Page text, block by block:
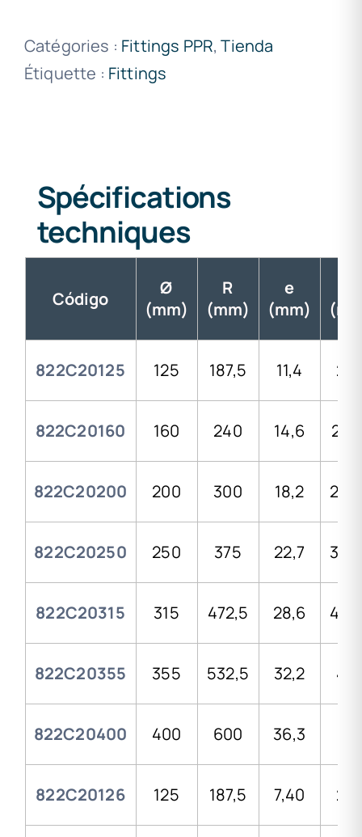
Catégories : Fittings PPR,Tienda
Étiquette : Fittings
Spécifications
techniques
Código
Ø
(mm)
R
(mm)
e
(mm)
822C20125 125 187,5 11,4
822C20160 160 240 14,6
822C20200 200 300 18,2
822C20250 250 375 22,7
822C20315 315 472,5 28,6
822C20355 355 532,5 32,2
822C20400 400 600 36,3
822C20126 125 187,5 7,40